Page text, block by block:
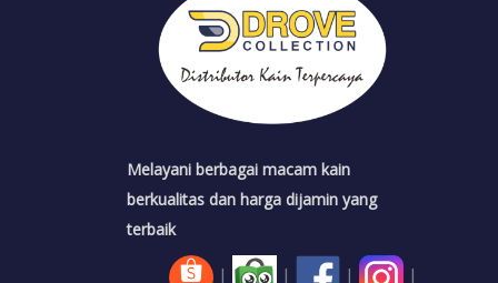
Melayani berbagai macam kain
berkualitas dan harga dijamin yang
terbaik
| | | |